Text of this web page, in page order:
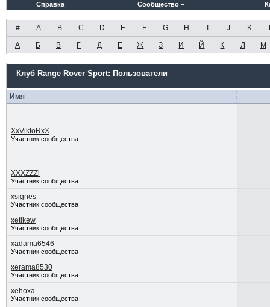
Справка Сообщество
# A B C D E F G H J K
А Б В Г Д Е Ж З И Й К Л М
Клуб Range Rover Sport: Пользователи
Имя
XxViktoRxX
Участник сообщества
XXXZZZi
Участник сообщества
xsignes
Участник сообщества
xetikew
Участник сообщества
xadama6546
Участник сообщества
xerama8530
Участник сообщества
xehoxa
Участник сообщества